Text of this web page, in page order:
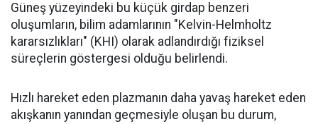
Güneş yüzeyindeki bu küçük girdap benzeri
oluşumların, bilim adamlarının "Kelvin-Helmholtz
kararsızlıkları" (KHI) olarak adlandırdığı fiziksel
süreçlerin göstergesi olduğu belirlendi.
Hızlı hareket eden plazmanın daha yavaş hareket eden
akışkanın yanından geçmesiyle oluşan bu durum,